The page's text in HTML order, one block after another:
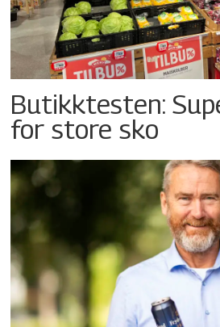
Butikktesten:
for store sko